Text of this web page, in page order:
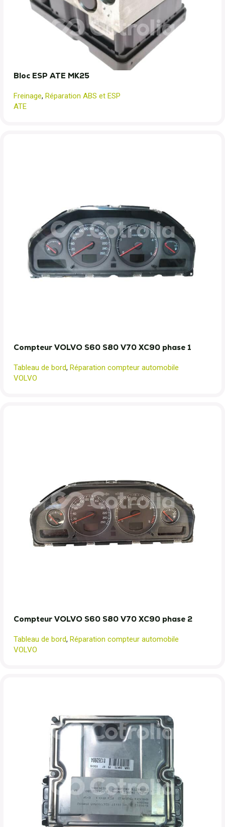
Bloc ESP ATE MK25
Freinage, Réparation ABS et ESP
ATE
Compteur VOLVO S60 S80 V70 XC90 phase 1
Tableau de bord, Réparation compteur automobile
VOLVO
Compteur VOLVO S60 S80 V70 XC90 phase 2
Tableau de bord, Réparation compteur automobile
VOLVO